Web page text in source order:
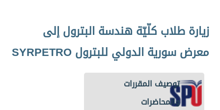
زيارة طلاب كلّيّة هندسة البترول إلى
معرض سورية الدولي للبترول SYRPETRO
توصيف المقررات
والمحاضرات